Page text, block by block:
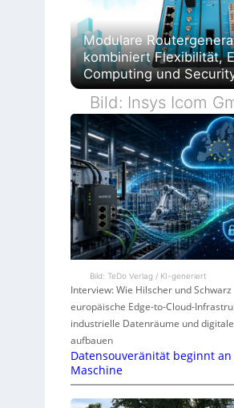
Modulare
kombiniert Flexibilität,
Computing und
Bild: Insys Icom
Bild: TeDo Verlag / KI-generiert
Interview: Wie Hilscher und
europäische Edge-to-Cloud-
industrielle Datenräume und
aufbauen
Datensouveränität beginnt
Maschine